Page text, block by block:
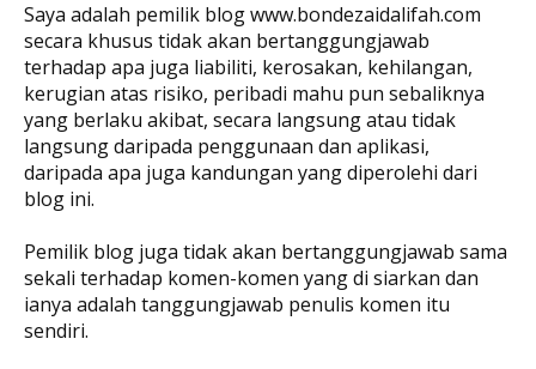
Saya adalah pemilik blog www.bondezaidalifah.com
secara khusus tidak akan bertanggungjawab
terhadap apa juga liabiliti, kerosakan, kehilangan,
kerugian atas risiko, peribadi mahu pun sebaliknya
yang berlaku akibat, secara langsung atau tidak
langsung daripada penggunaan dan aplikasi,
daripada apa juga kandungan yang diperolehi dari
blog ini.
Pemilik blog juga tidak akan bertanggungjawab sama
sekali terhadap komen-komen yang di siarkan dan
ianya adalah tanggungjawab penulis komen itu
sendiri.